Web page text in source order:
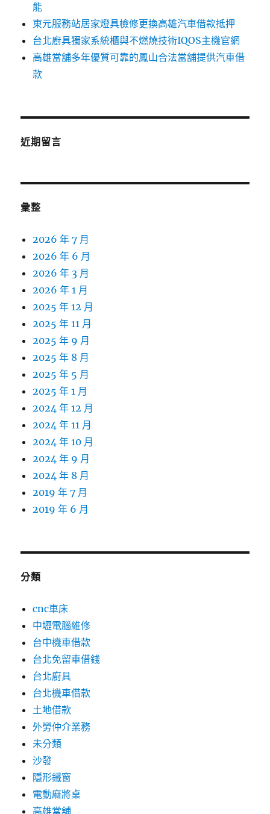
能
東元服務站居家燈具檢修更換高雄汽車借款抵押
台北廚具獨家系統櫃與不燃燒技術IQOS主機官網
高雄當舖多年優質可靠的鳳山合法當舖提供汽車借
款
近期留言
彙整
2026 年 7 月
2026 年 6 月
2026 年 3 月
2026 年 1 月
2025 年 12 月
2025 年 11 月
2025 年 9 月
2025 年 8 月
2025 年 5 月
2025 年 1 月
2024 年 12 月
2024 年 11 月
2024 年 10 月
2024 年 9 月
2024 年 8 月
2019 年 7 月
2019 年 6 月
分類
cnc車床
中壢電腦維修
台中機車借款
台北免留車借錢
台北廚具
台北機車借款
土地借款
外勞仲介業務
未分類
沙發
隱形鐵窗
電動麻將桌
高雄當舖